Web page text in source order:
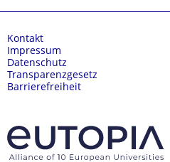
Kontakt
Impressum
Datenschutz
Transparenzgesetz
Barrierefreiheit